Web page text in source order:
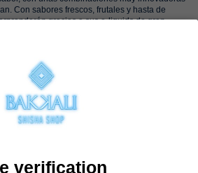
Con sabores frescos, frutales y hasta de
gracias a sus e-liquids de gran
cuenta con una gran bateria y una
gran cantidad de humo en cada calada a lo
enpacks combinables
mas económica.
diseño icónico y cuadrado, es ideal para
verification